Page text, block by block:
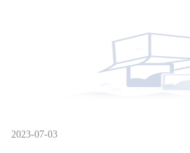
2023-07-03